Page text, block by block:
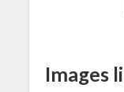
Images